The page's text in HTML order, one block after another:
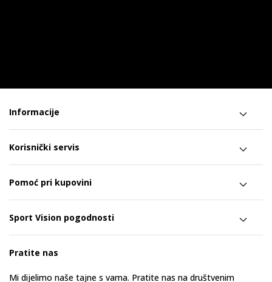
Informacije
Korisnički servis
Pomoć pri kupovini
Sport Vision pogodnosti
Pratite nas
Mi dijelimo naše tajne s vama. Pratite nas na društvenim